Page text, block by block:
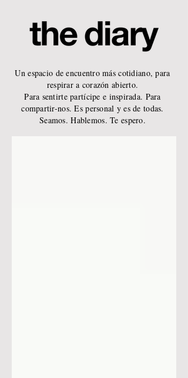
Un espacio de encuentro más cotidiano, para
respirar a corazón abierto.
Para sentirte partícipe e inspirada. Para
compartir-nos. Es personal y es de todas.
Seamos. Hablemos. Te espero.